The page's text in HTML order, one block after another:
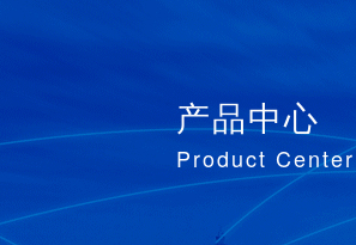
产品中心
Product Center